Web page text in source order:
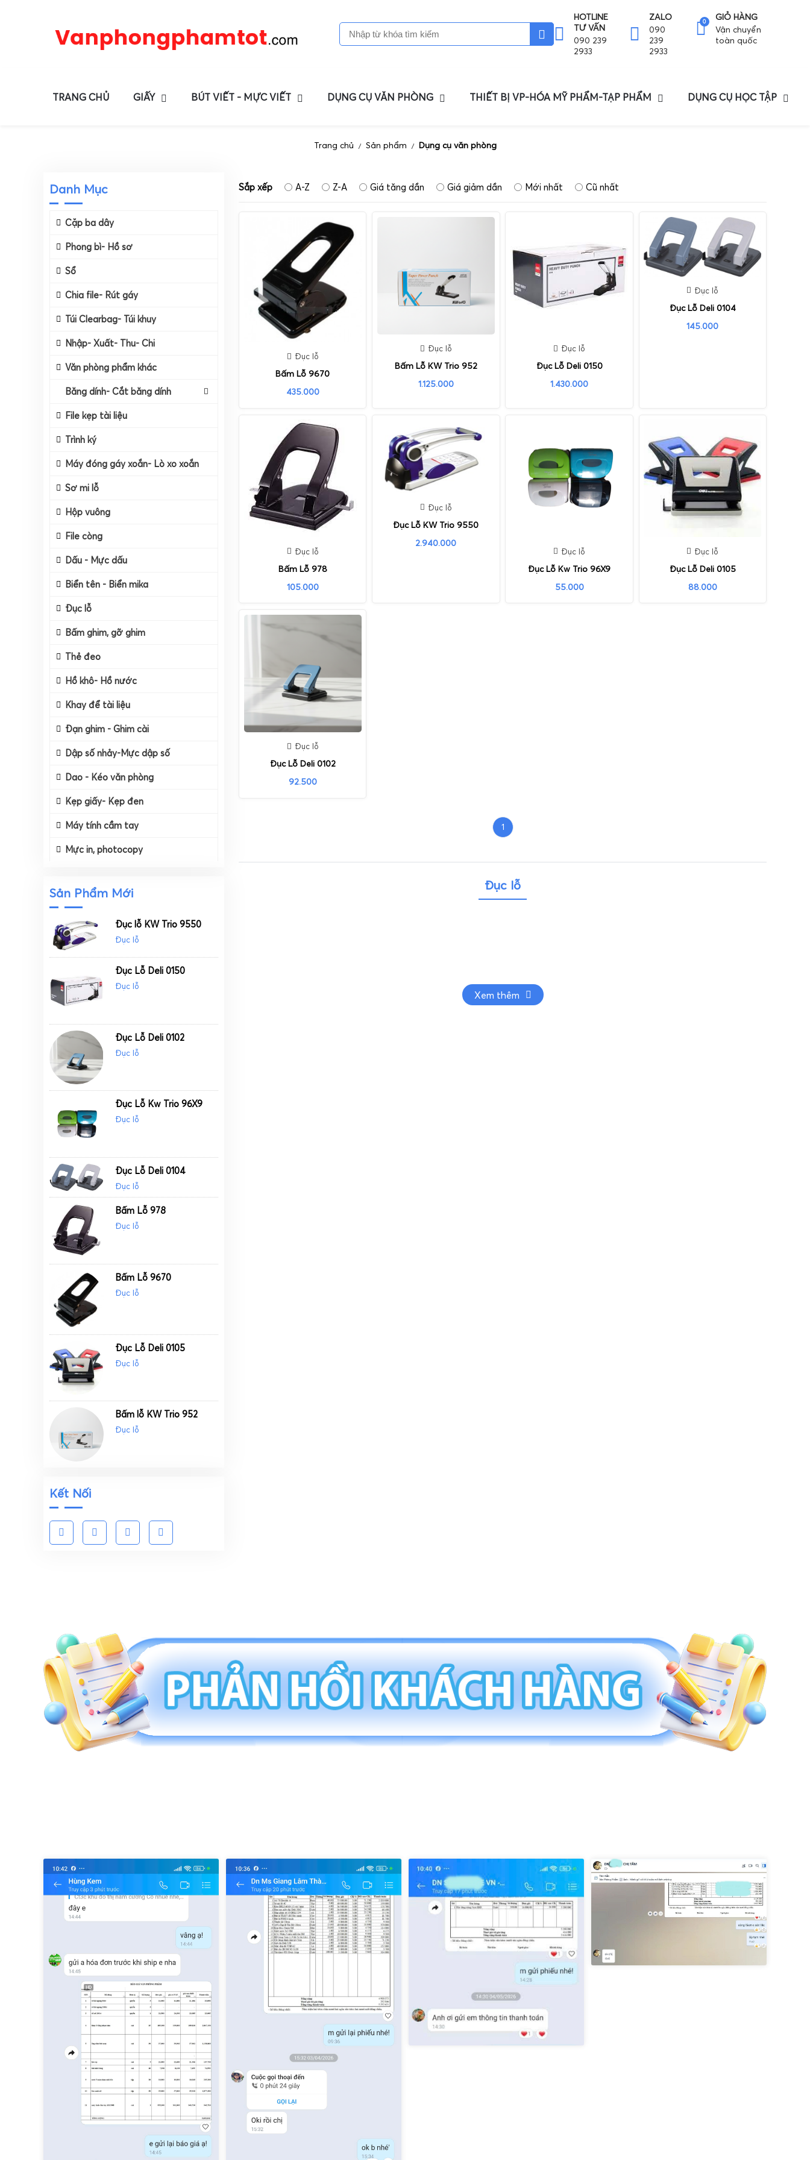
HOTLINE
TƯ VẤN
090 239
2933
ZALO
090
239
2933
0
GIỎ HÀNG
Vận chuyển
toàn quốc
TRANG CHỦ GIẤY BÚT VIẾT - MỰC VIẾT DỤNG CỤ VĂN PHÒNG THIẾT BỊ VP-HÓA MỸ PHẨM-TẠP PHẨM DỤNG CỤ HỌC TẬP
Trang chủ / Sản phẩm / Dụng cụ văn phòng
Danh Mục
Cặp ba dây
Phong bì- Hồ sơ
Sổ
Chia file- Rút gáy
Túi Clearbag- Túi khuy
Nhập- Xuất- Thu- Chi
Văn phòng phẩm khác
Băng dính- Cắt băng dính
Băng Dính
Cắt Băng Dính
File kẹp tài liệu
Trình ký
Máy đóng gáy xoắn- Lò xo xoắn
Sơ mi lỗ
Hộp vuông
File còng
Dấu - Mực dấu
Biển tên - Biển mika
Đục lỗ
Bấm ghim, gỡ ghim
Thẻ đeo
Hồ khô- Hồ nước
Khay để tài liệu
Đạn ghim - Ghim cài
Dập số nhảy-Mực dập số
Dao - Kéo văn phòng
Kẹp giấy- Kẹp đen
Máy tính cầm tay
Mực in, photocopy
Sản Phẩm Mới
Đục lỗ KW Trio 9550
Đục lỗ
Đục Lỗ Deli 0150
Đục lỗ
Đục Lỗ Deli 0102
Đục lỗ
Đục Lỗ Kw Trio 96X9
Đục lỗ
Đục Lỗ Deli 0104
Đục lỗ
Bấm Lỗ 978
Đục lỗ
Bấm Lỗ 9670
Đục lỗ
Đục Lỗ Deli 0105
Đục lỗ
Bấm lỗ KW Trio 952
Đục lỗ
Kết Nối
Sắp xếp A-Z Z-A Giá tăng dần Giá giảm dần Mới nhất Cũ nhất
Đục lỗ
Bấm Lỗ 9670
435.000
Đục lỗ
Bấm Lỗ KW Trio 952
1.125.000
Đục lỗ
Đục Lỗ Deli 0150
1.430.000
Đục lỗ
Đục Lỗ Deli 0104
145.000
Đục lỗ
Bấm Lỗ 978
105.000
Đục lỗ
Đục Lỗ KW Trio 9550
2.940.000
Đục lỗ
Đục Lỗ Kw Trio 96X9
55.000
Đục lỗ
Đục Lỗ Deli 0105
88.000
Đục lỗ
Đục Lỗ Deli 0102
92.500
1
Đục lỗ
Xem thêm